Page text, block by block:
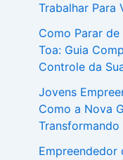
Trabalhar Para
Como Parar
Toa: Guia
Controle da
Jovens
Como a Nova
Empreendedor